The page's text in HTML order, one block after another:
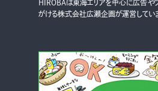
HIROBAは東海エリアを中心に広告や
がける株式会社広瀬企画が運営してい